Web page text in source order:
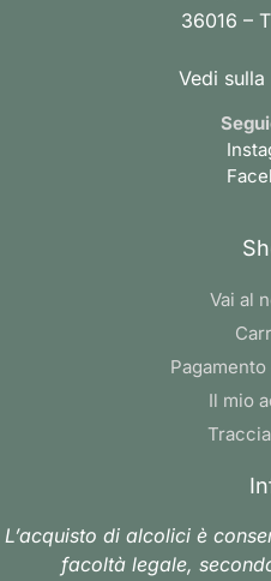
36016 –
Vedi sulla
Vai al
Il mio
L’acquisto di alcolici è
facoltà legale,